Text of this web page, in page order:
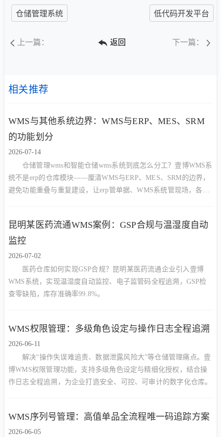
仓储管理系统 低代码开发平台
上一篇： 返回 下一篇：
相关推荐
WMS与其他系统边界：WMS与ERP、MES、SRM
的功能划分
2026-07-14
仓储管理wms和智能仓储wms系统到底怎么分工？壹博WMS系
统不是erp的仓库模块——厘清WMS与ERP、MES、SRM的边界，
避免功能重叠与重复建设，让erp管单据、WMS系统管现场，各司
昆明某医药流通WMS案例：GSP合规与温湿度自动
监控
2026-07-02
医药仓库如何实现GSP合规？昆明某医药流通企业引入壹博
WMS系统，实现温湿度自动监控、电子监管码全程追溯，GSP检
查零缺陷，库存准确率99.8%。
WMS权限管理：多级角色设定与操作日志全程追溯
2026-06-11
解决“操作失误难追责、数据泄露风险大”等仓储管理痛点。壹
博WMS权限管理功能，支持多级角色设定与精细化授权，结合操
作日志全程追溯，为企业打造安全、可控、可审计的数字化仓库。
WMS序列号管理：高值单品全流程唯一码追踪方案
2026-06-05